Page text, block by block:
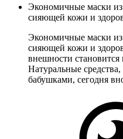
Экономичные маски
сияющей кожи и
Экономичные маски
сияющей кожи и
внешности
Натуральные
бабушками, сегодня